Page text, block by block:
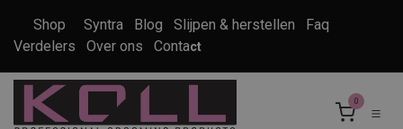
Shop Syntra Blog Slijpen & herstellen
Faq
Verdelers
Over ons Contact
0